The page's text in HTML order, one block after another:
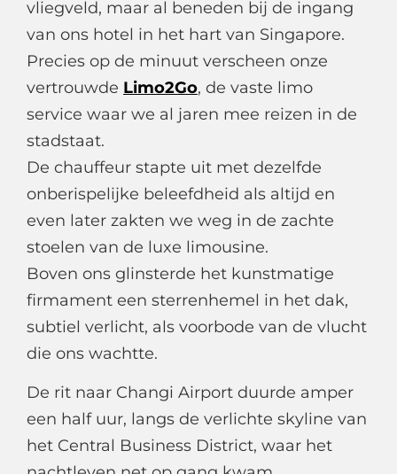
vliegveld, maar al beneden bij de ingang
van ons hotel in het hart van Singapore.
Precies op de minuut verscheen onze
vertrouwde Limo2Go, de vaste limo
service waar we al jaren mee reizen in de
stadstaat.
De chauffeur stapte uit met dezelfde
onberispelijke beleefdheid als altijd en
even later zakten we weg in de zachte
stoelen van de luxe limousine.
Boven ons glinsterde het kunstmatige
firmament een sterrenhemel in het dak,
subtiel verlicht, als voorbode van de vlucht
die ons wachtte.
De rit naar Changi Airport duurde amper
een half uur, langs de verlichte skyline van
het Central Business District, waar het